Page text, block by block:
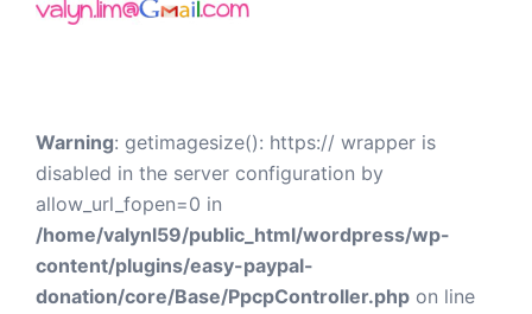
Warning: getimagesize(): https:// wrapper is
disabled in the server configuration by
allow_url_fopen=0 in
/home/valynl59/public_html/wordpress/wp-
content/plugins/easy-paypal-
donation/core/Base/PpcpController.php on line